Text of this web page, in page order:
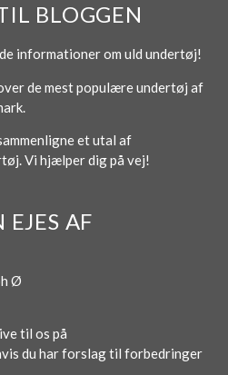
BLOGGEN
informationer om uld undertøj!
de mest populære undertøj af
et utal af
Vi hjælper dig på vej!
AF
Ø
til os på
du har forslag til forbedringer